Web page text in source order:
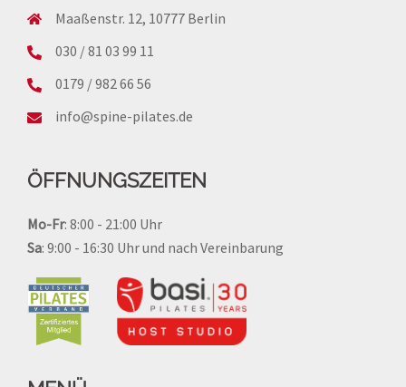
Maaßenstr. 12, 10777 Berlin
030 / 81 03 99 11
0179 / 982 66 56
info@spine-pilates.de
ÖFFNUNGSZEITEN
Mo-Fr: 8:00 - 21:00 Uhr
Sa: 9:00 - 16:30 Uhr und nach Vereinbarung